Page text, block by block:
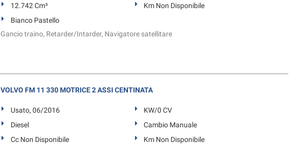
12.742 Cm³
Km Non Disponibile
Bianco Pastello
Gancio traino, Retarder/Intarder, Navigatore satellitare
VOLVO FM 11 330 MOTRICE 2 ASSI CENTINATA
Usato, 06/2016
KW/0 CV
Diesel
Cambio Manuale
Cc Non Disponibile
Km Non Disponibile